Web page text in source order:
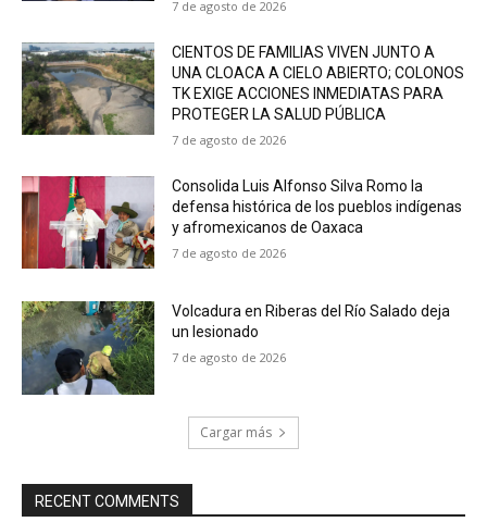
7 de agosto de 2026
CIENTOS DE FAMILIAS VIVEN JUNTO A
UNA CLOACA A CIELO ABIERTO; COLONOS
TK EXIGE ACCIONES INMEDIATAS PARA
PROTEGER LA SALUD PÚBLICA
7 de agosto de 2026
Consolida Luis Alfonso Silva Romo la
defensa histórica de los pueblos indígenas
y afromexicanos de Oaxaca
7 de agosto de 2026
Volcadura en Riberas del Río Salado deja
un lesionado
7 de agosto de 2026
Cargar más
RECENT COMMENTS